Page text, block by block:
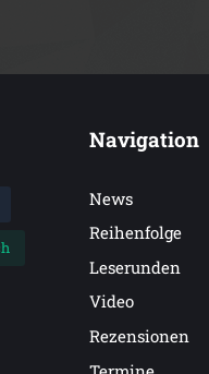
Navigation
News
Reihenfolge
Leserunden
Video
Rezensionen